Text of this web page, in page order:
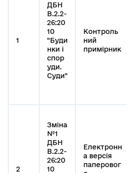
1
ДБН
В.2.2-
26:20
10
"Буди
нки і
спор
уди.
Суди"
Контроль
ний
примірник
2
Зміна
№1
ДБН
В.2.2-
26:20
10
Електронн
а версія
паперовог